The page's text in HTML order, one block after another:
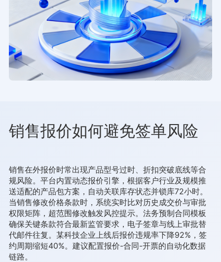
销售报价如何避免签单风险
销售在外报价时常出现产品型号过时、折扣突破底线等合
规风险。平台内置动态报价引擎，根据客户行业及规模推
送适配的产品包方案，自动关联库存状态并锁库72小时。
当销售修改价格条款时，系统实时比对历史成交价与审批
权限矩阵，超范围修改触发风控提示。法务预制合同模板
确保关键条款符合最新监管要求，电子签章与线上审批替
代邮件往复。某科技企业上线后报价违规率下降92%，签
约周期缩短40%。建议配置报价-合同-开票的自动化数据
链路。